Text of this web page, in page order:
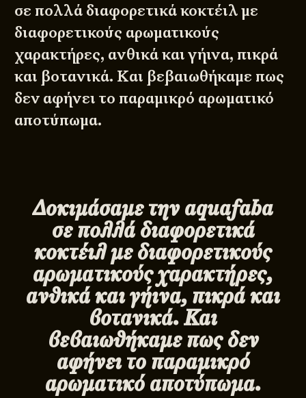
σε πολλά διαφορετικά κοκτέιλ με
διαφορετικούς αρωματικούς
χαρακτήρες, ανθικά και γήινα, πικρά
και βοτανικά. Και βεβαιωθήκαμε πως
δεν αφήνει το παραμικρό αρωματικό
αποτύπωμα.
Δοκιμάσαμε τηνaquafaba
σε πολλά διαφορετικά
κοκτέιλ με διαφορετικούς
αρωματικούς χαρακτήρες,
ανθικά και γήινα, πικρά και
βοτανικά. Και
βεβαιωθήκαμε πως δεν
αφήνει το παραμικρό
αρωματικό αποτύπωμα.